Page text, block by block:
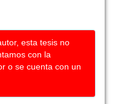
esta tesis no
con la
o se cuenta con un